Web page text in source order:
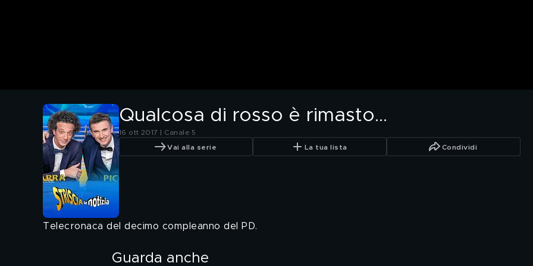
Qualcosa di rosso è rimasto...
16 ott 2017 | Canale 5
Vai alla serie La tua lista Condividi
Telecronaca del decimo compleanno del PD.
Guarda anche